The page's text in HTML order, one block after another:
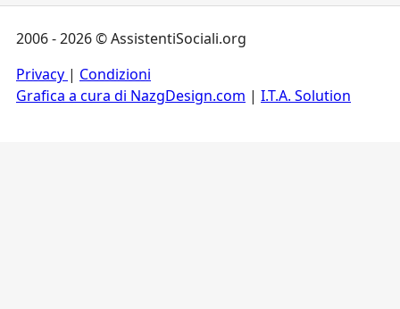
2006 - 2026 © AssistentiSociali.org
Privacy | Condizioni
Grafica a cura di NazgDesign.com | I.T.A. Solution